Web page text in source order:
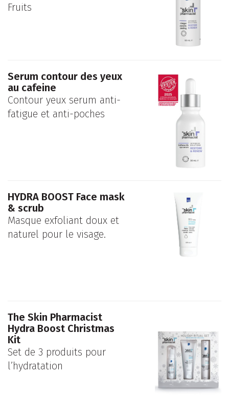
Fruits
Serum contour des yeux
au cafeine
Contour yeux serum anti-
fatigue et anti-poches
HYDRA BOOST Face mask
& scrub
Masque exfoliant doux et
naturel pour le visage.
The Skin Pharmacist
Hydra Boost Christmas
Kit
Set de 3 produits pour
l’hydratation